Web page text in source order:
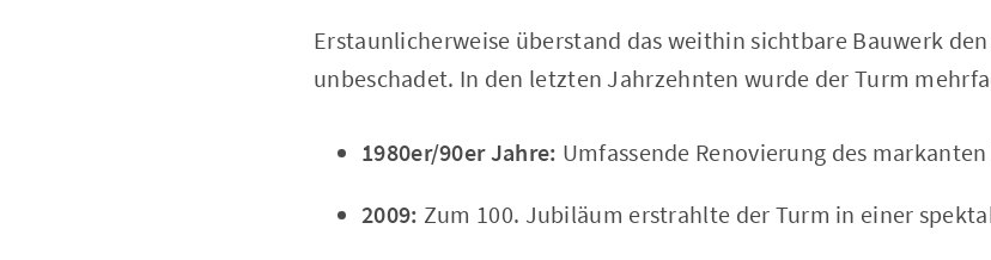
Erstaunlicherweise überstand das weithin sichtbare Bauwerk
unbeschadet. In den letzten Jahrzehnten wurde der Turm
1980er/90er Jahre: Umfassende Renovierung des
2009: Zum 100. Jubiläum erstrahlte der Turm in einer